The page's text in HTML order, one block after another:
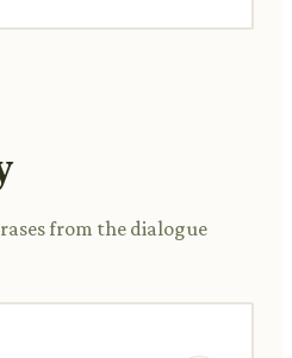
from the dialogue